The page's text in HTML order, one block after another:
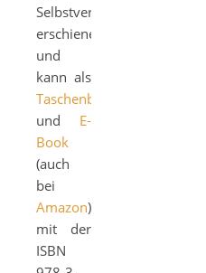
Selbstverlag
erschienen
und
kann als
Taschenbuch
und E-
Book
(auch
bei
Amazon)
mit der
ISBN